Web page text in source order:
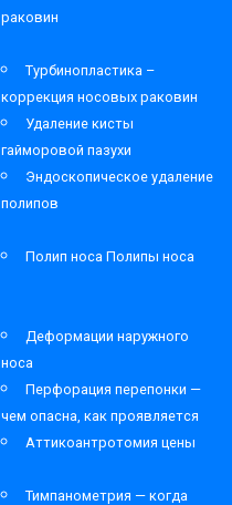
раковин
Турбинопластика –
коррекция носовых раковин
Удаление кисты
гайморовой пазухи
Эндоскопическое удаление
полипов
Полип носа Полипы носа
Деформации наружного
носа
Перфорация перепонки —
чем опасна, как проявляется
Аттикоантротомия цены
Тимпанометрия — когда